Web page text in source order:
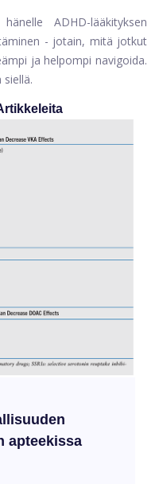
ADHD-lääkityksen
- jotain, mitä jotkut
ja helpompi navigoida.
apteekissa